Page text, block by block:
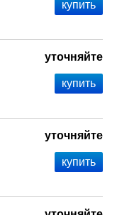
уточняйте
уточняйте